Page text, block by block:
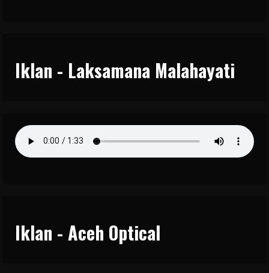
Iklan - Laksamana Malahayati
Iklan - Aceh Optical